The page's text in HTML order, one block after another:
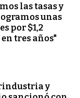
las tasas y
unas
por $1,2
tres años"
y